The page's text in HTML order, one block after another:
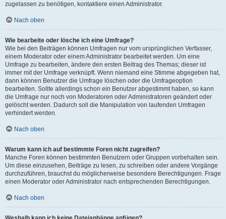
zugelassen zu benötigen, kontaktiere einen Administrator.
Nach oben
Wie bearbeite oder lösche ich eine Umfrage?
Wie bei den Beiträgen können Umfragen nur vom ursprünglichen Verfasser,
einem Moderator oder einem Administrator bearbeitet werden. Um eine
Umfrage zu bearbeiten, ändere den ersten Beitrag des Themas; dieser ist
immer mit der Umfrage verknüpft. Wenn niemand eine Stimme abgegeben hat,
dann können Benutzer die Umfrage löschen oder die Umfrageoption
bearbeiten. Sollte allerdings schon ein Benutzer abgestimmt haben, so kann
die Umfrage nur noch von Moderatoren oder Administratoren geändert oder
gelöscht werden. Dadurch soll die Manipulation von laufenden Umfragen
verhindert werden.
Nach oben
Warum kann ich auf bestimmte Foren nicht zugreifen?
Manche Foren können bestimmten Benutzern oder Gruppen vorbehalten sein.
Um diese einzusehen, Beiträge zu lesen, zu schreiben oder andere Vorgänge
durchzuführen, brauchst du möglicherweise besondere Berechtigungen. Frage
einen Moderator oder Administrator nach entsprechenden Berechtigungen.
Nach oben